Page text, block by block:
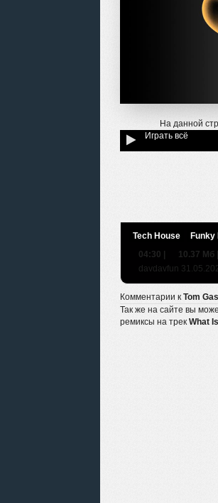
На данной
Играть всё
Tech House Funky
04:30 | 10.37 Мб |
davdavfun
Комментарии к Tom
Так же на сайте вы
ремиксы на трек What